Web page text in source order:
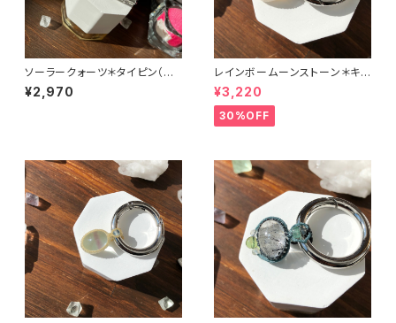
ソーラークォーツ＊タイピン（シ
ルバー）
¥2,970
レインボームーンストーン＊キ
ーリング
¥3,220
30%OFF